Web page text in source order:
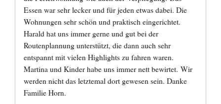
Essen war sehr lecker und für jeden etwas dabei. Die
Wohnungen sehr schön und praktisch eingerichtet.
Harald hat uns immer gerne und gut bei der
Routenplannung unterstützt, die dann auch sehr
entspannt mit vielen Highlights zu fahren waren.
Martina und Kinder habe uns immer nett bewirtet.Wir
werden nicht das letztemal dort gewesen sein. Danke
Familie Horn.